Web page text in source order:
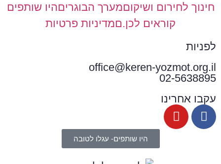
חינוך לחירום ושיקוםמערך הבוגריםהיו שותפים
קוראים לכן.םמדיניות פרטיות
לפניות
office@keren-yozmot.org.il
02-5638895
עקבו אחרינו
היו שותפים- עגלו לטובה